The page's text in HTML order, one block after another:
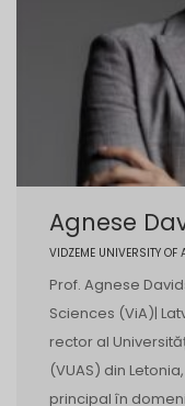
Agnese
VIDZEME UNIVERSITY OF
Prof. Agnese
Sciences (ViA)|
rector al
(VUAS) din
principal în